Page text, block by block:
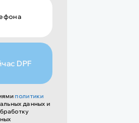
DPF
политики
данных и